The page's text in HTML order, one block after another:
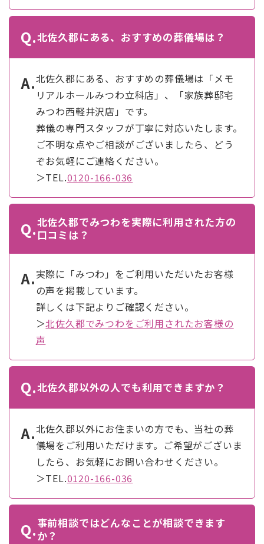
Q.北佐久郡にある、おすすめの葬儀場は？
A.北佐久郡にある、おすすめの葬儀場は「メモ
リアルホールみつわ立科店」、「家族葬邸宅
みつわ西軽井沢店」です。
葬儀の専門スタッフが丁寧に対応いたします。
ご不明な点やご相談がございましたら、どう
ぞお気軽にご連絡ください。
＞TEL.0120-166-036
Q.北佐久郡でみつわを実際に利用された方の
口コミは？
A.実際に「みつわ」をご利用いただいたお客様
の声を掲載しています。
詳しくは下記よりご確認ください。
＞北佐久郡でみつわをご利用されたお客様の
声
Q.北佐久郡以外の人でも利用できますか？
A.北佐久郡以外にお住まいの方でも、当社の葬
儀場をご利用いただけます。ご希望がございま
したら、お気軽にお問い合わせください。
＞TEL.0120-166-036
Q.事前相談ではどんなことが相談できます
か？